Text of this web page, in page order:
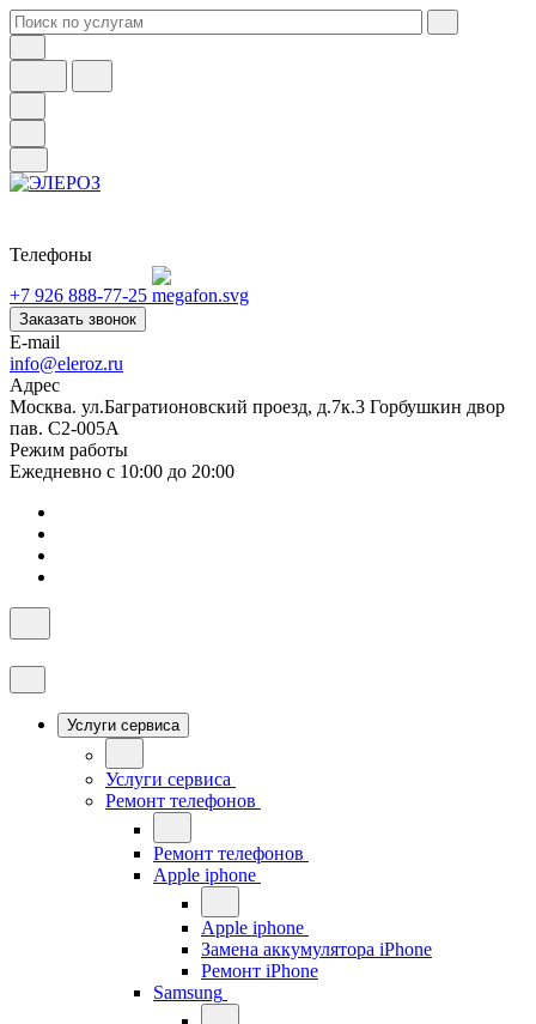
Телефоны
+7 926 888-77-25
Заказать звонок
E-mail
info@eleroz.ru
Адрес
Москва. ул.Багратионовский проезд, д.7к.3 Горбушкин двор
пав. C2-005A
Режим работы
Ежедневно с 10:00 до 20:00
Услуги сервиса
Услуги сервиса
Ремонт телефонов
Ремонт телефонов
Apple iphone
Apple iphone
Замена аккумулятора iPhone
Ремонт iPhone
Samsung